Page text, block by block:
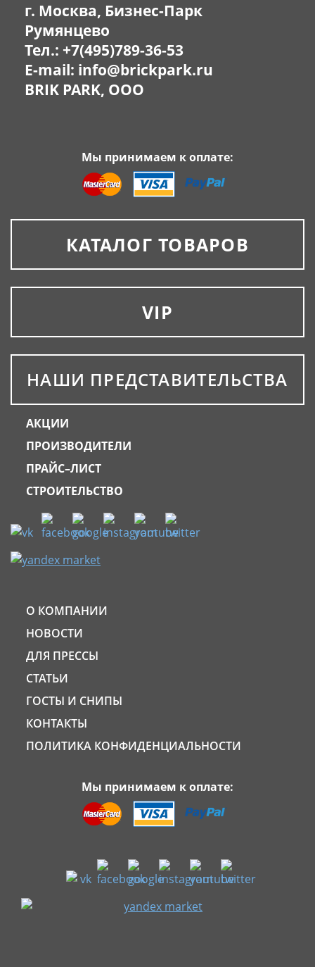
г. Москва, Бизнес-Парк
Румянцево
Тел.: +7(495)789-36-53
E-mail: info@brickpark.ru
BRIK PARK, OOO
Мы принимаем к оплате:
КАТАЛОГ ТОВАРОВ
VIP
НАШИ ПРЕДСТАВИТЕЛЬСТВА
АКЦИИ
ПРОИЗВОДИТЕЛИ
ПРАЙС–ЛИСТ
СТРОИТЕЛЬСТВО
О КОМПАНИИ
НОВОСТИ
ДЛЯ ПРЕССЫ
СТАТЬИ
ГОСТЫ И СНИПЫ
КОНТАКТЫ
ПОЛИТИКА КОНФИДЕНЦИАЛЬНОСТИ
Мы принимаем к оплате: